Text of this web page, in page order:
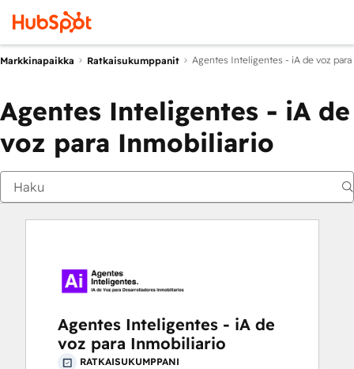
Markkinapaikka Ratkaisukumppanit Agentes Inteligentes - iA de voz
Agentes Inteligentes - iA de
voz para Inmobiliario
Agentes Inteligentes - iA de
voz para Inmobiliario
RATKAISUKUMPPANI